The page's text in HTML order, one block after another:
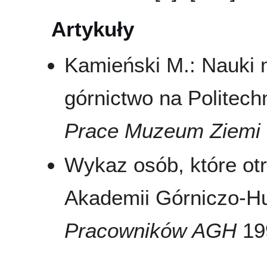
Artykuły
Kamieński M.: Nauki
górnictwo na
Prace Muzeum Ziemi
Wykaz osób, które
Akademii Górniczo-
Pracowników AGH